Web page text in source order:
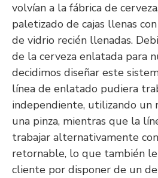
volvían a la fábrica de
paletizado de cajas llenas
de vidrio recién llenadas.
de la cerveza enlatada para
decidimos diseñar este
línea de enlatado pudiera
independiente, utilizando un
una pinza, mientras que la
trabajar alternativamente
retornable, lo que también
cliente por disponer de un